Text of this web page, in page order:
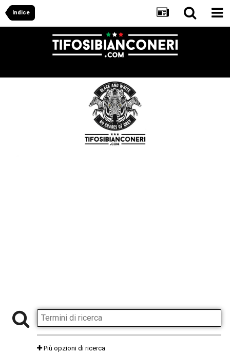
Indice
Più opzioni di ricerca